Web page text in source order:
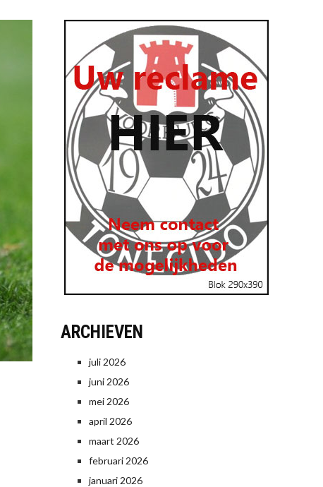
ARCHIEVEN
juli 2026
juni 2026
mei 2026
april 2026
maart 2026
februari 2026
januari 2026